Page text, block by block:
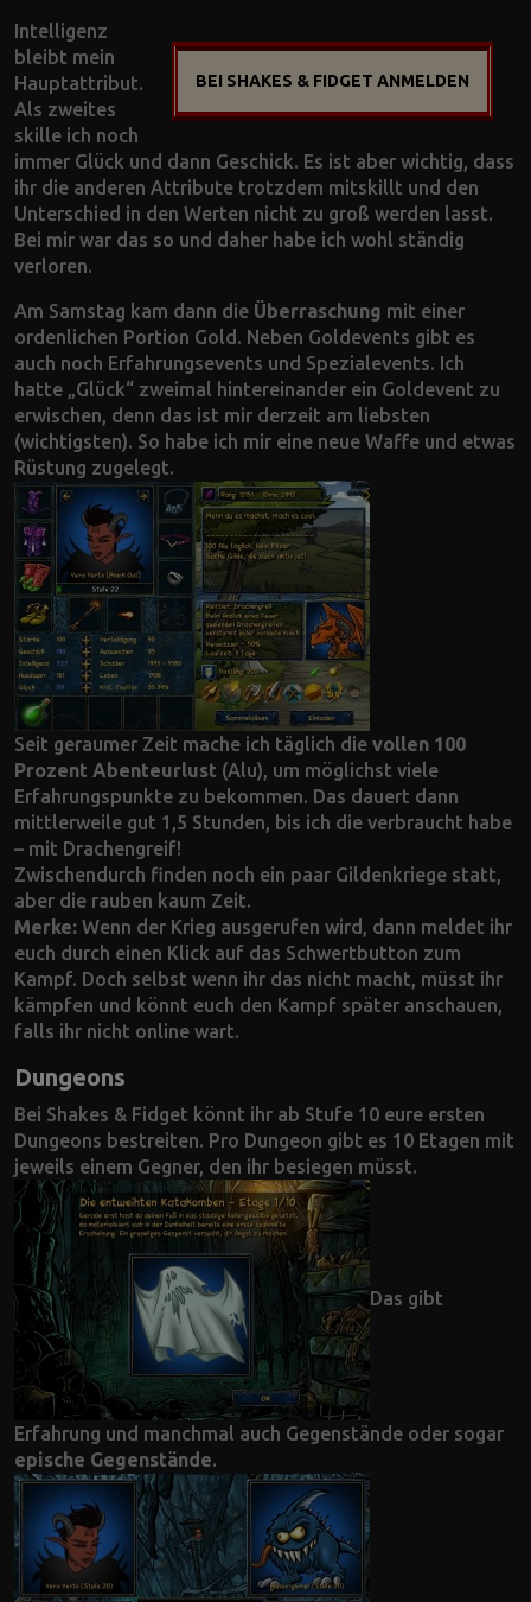
BEI SHAKES & FIDGET ANMELDEN
Intelligenz
bleibt mein
Hauptattribut.
Als zweites
skille ich noch
immer Glück und dann Geschick. Es ist aber wichtig, dass
ihr die anderen Attribute trotzdem mitskillt und den
Unterschied in den Werten nicht zu groß werden lasst.
Bei mir war das so und daher habe ich wohl ständig
verloren.
Am Samstag kam dann die Überraschung mit einer
ordenlichen Portion Gold. Neben Goldevents gibt es
auch noch Erfahrungsevents und Spezialevents. Ich
hatte „Glück“ zweimal hintereinander ein Goldevent zu
erwischen, denn das ist mir derzeit am liebsten
(wichtigsten). So habe ich mir eine neue Waffe und etwas
Rüstung zugelegt.
Seit geraumer Zeit mache ich täglich die vollen 100
Prozent Abenteurlust (Alu), um möglichst viele
Erfahrungspunkte zu bekommen. Das dauert dann
mittlerweile gut 1,5 Stunden, bis ich die verbraucht habe
– mit Drachengreif!
Zwischendurch finden noch ein paar Gildenkriege statt,
aber die rauben kaum Zeit.
Merke: Wenn der Krieg ausgerufen wird, dann meldet ihr
euch durch einen Klick auf das Schwertbutton zum
Kampf. Doch selbst wenn ihr das nicht macht, müsst ihr
kämpfen und könnt euch den Kampf später anschauen,
falls ihr nicht online wart.
Dungeons
Bei Shakes & Fidget könnt ihr ab Stufe 10 eure ersten
Dungeons bestreiten. Pro Dungeon gibt es 10 Etagen mit
jeweils einem Gegner, den ihr besiegen müsst.
Das gibt
Erfahrung und manchmal auch Gegenstände oder sogar
epische Gegenstände.